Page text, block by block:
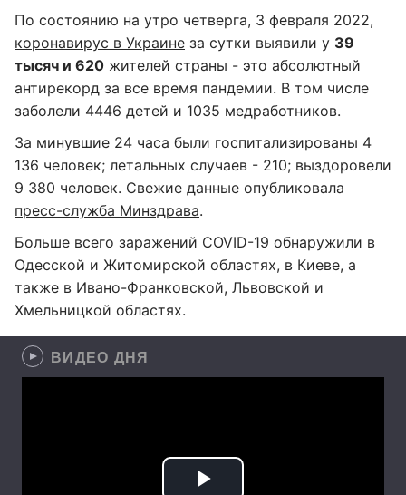
По состоянию на утро четверга, 3 февраля 2022,
коронавирус в Украине за сутки выявили у 39
тысяч и 620 жителей страны - это абсолютный
антирекорд за все время пандемии. В том числе
заболели 4446 детей и 1035 медработников.
За минувшие 24 часа были госпитализированы 4
136 человек; летальных случаев - 210; выздоровели
9 380 человек. Свежие данные опубликовала
пресс-служба Минздрава.
Больше всего заражений COVID-19 обнаружили в
Одесской и Житомирской областях, в Киеве, а
также в Ивано-Франковской, Львовской и
Хмельницкой областях.
ВИДЕО ДНЯ